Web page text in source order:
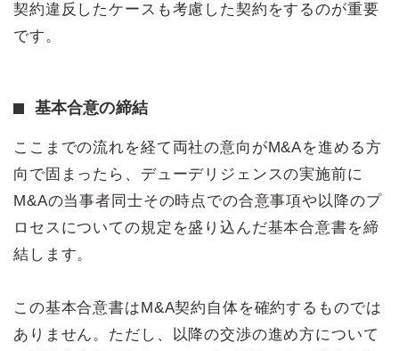
契約違反したケースも考慮した契約をするのが重要
です。
基本合意の締結
ここまでの流れを経て両社の意向がM&Aを進める方
向で固まったら、デューデリジェンスの実施前に
M&Aの当事者同士その時点での合意事項や以降のプ
ロセスについての規定を盛り込んだ基本合意書を締
結します。
この基本合意書はM&A契約自体を確約するものでは
ありません。ただし、以降の交渉の進め方について